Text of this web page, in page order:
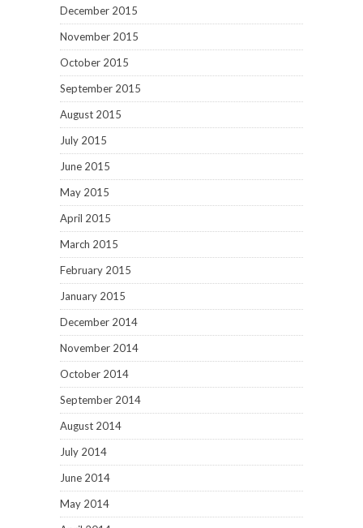
December 2015
November 2015
October 2015
September 2015
August 2015
July 2015
June 2015
May 2015
April 2015
March 2015
February 2015
January 2015
December 2014
November 2014
October 2014
September 2014
August 2014
July 2014
June 2014
May 2014